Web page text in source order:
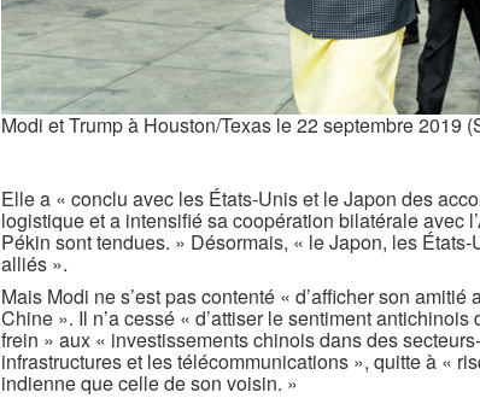
Modi et Trump à Houston/Texas le 22 septembre 2019
Elle a « conclu avec les États-Unis et le Japon des
logistique et a intensifié sa coopération bilatérale avec
Pékin sont tendues. » Désormais, « le Japon, les
alliés ».
Mais Modi ne s’est pas contenté « d’afficher son
Chine ». Il n’a cessé « d’attiser le sentiment
frein » aux « investissements chinois dans des
infrastructures et les télécommunications », quitte à «
indienne que celle de son voisin. »